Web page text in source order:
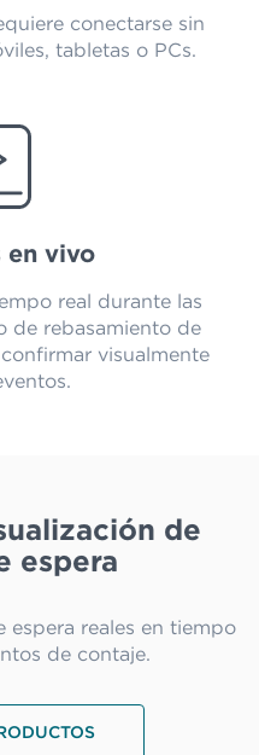
conectarse sin
tabletas o PCs.
en vivo
real durante las
de rebasamiento de
visualmente
de
espera
espera reales en tiempo
de contaje.